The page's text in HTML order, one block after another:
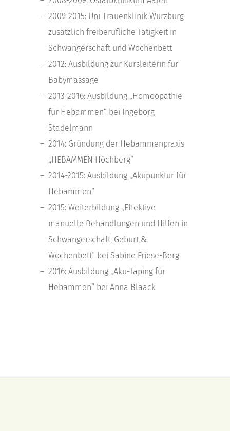
2009-2015: Uni-Frauenklinik Würzburg
zusätzlich freiberufliche Tätigkeit in
Schwangerschaft und Wochenbett
2012: Ausbildung zur Kursleiterin für
Babymassage
2013-2016: Ausbildung „Homöopathie
für Hebammen“ bei Ingeborg
Stadelmann
2014: Gründung der Hebammenpraxis
„HEBAMMEN Höchberg“
2014-2015: Ausbildung „Akupunktur für
Hebammen“
2015: Weiterbildung „Effektive
manuelle Behandlungen und Hilfen in
Schwangerschaft, Geburt &
Wochenbett“ bei Sabine Friese-Berg
2016: Ausbildung „Aku-Taping für
Hebammen“ bei Anna Blaack